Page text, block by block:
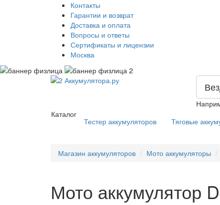
Контакты
Гарантии и возврат
Доставка и оплата
Вопросы и ответы
Сертификаты и лицензии
Москва
Каталог
Тестер аккумуляторов Тяговые
Магазин аккумуляторов Мото аккумуляторы
Мото аккумулятор